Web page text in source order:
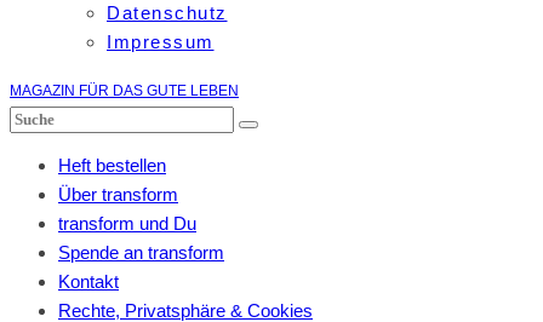
Datenschutz
Impressum
MAGAZIN FÜR DAS GUTE LEBEN
Heft bestellen
Über transform
transform und Du
Spende an transform
Kontakt
Rechte, Privatsphäre & Cookies